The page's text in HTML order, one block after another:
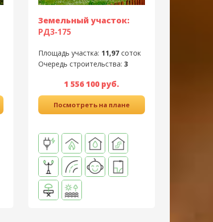
Земельный участок:
РД3-175
Площадь участка: 11,97 соток
Очередь строительства: 3
1 556 100 руб.
Посмотреть на плане